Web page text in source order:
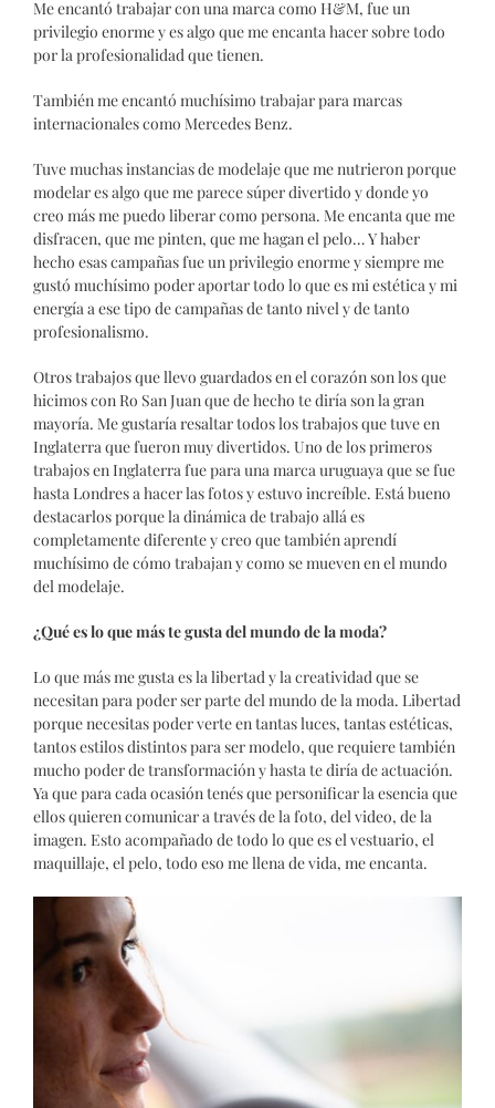
Me encantó trabajar con una marca como H&M, fue un
privilegio enorme y es algo que me encanta hacer sobre todo
por la profesionalidad que tienen.
También me encantó muchísimo trabajar para marcas
internacionales como Mercedes Benz.
Tuve muchas instancias de modelaje que me nutrieron porque
modelar es algo que me parece súper divertido y donde yo
creo más me puedo liberar como persona. Me encanta que me
disfracen, que me pinten, que me hagan el pelo… Y haber
hecho esas campañas fue un privilegio enorme y siempre me
gustó muchísimo poder aportar todo lo que es mi estética y mi
energía a ese tipo de campañas de tanto nivel y de tanto
profesionalismo.
Otros trabajos que llevo guardados en el corazón son los que
hicimos con Ro San Juan que de hecho te diría son la gran
mayoría. Me gustaría resaltar todos los trabajos que tuve en
Inglaterra que fueron muy divertidos. Uno de los primeros
trabajos en Inglaterra fue para una marca uruguaya que se fue
hasta Londres a hacer las fotos y estuvo increíble. Está bueno
destacarlos porque la dinámica de trabajo allá es
completamente diferente y creo que también aprendí
muchísimo de cómo trabajan y como se mueven en el mundo
del modelaje.
¿Qué es lo que más te gusta del mundo de la moda?
Lo que más me gusta es la libertad y la creatividad que se
necesitan para poder ser parte del mundo de la moda. Libertad
porque necesitas poder verte en tantas luces, tantas estéticas,
tantos estilos distintos para ser modelo, que requiere también
mucho poder de transformación y hasta te diría de actuación.
Ya que para cada ocasión tenés que personificar la esencia que
ellos quieren comunicar a través de la foto, del video, de la
imagen. Esto acompañado de todo lo que es el vestuario, el
maquillaje, el pelo, todo eso me llena de vida, me encanta.